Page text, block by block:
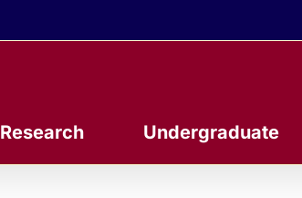
Research Undergraduate